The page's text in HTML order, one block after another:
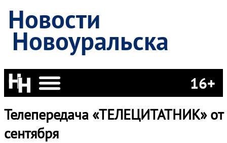
Новости
Новоуральска
16+
Телепередача «ТЕЛЕЦИТАТНИК» от
сентября